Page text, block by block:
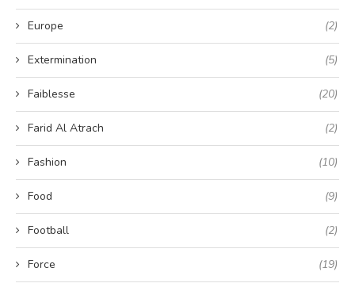
Europe (2)
Extermination (5)
Faiblesse (20)
Farid Al Atrach (2)
Fashion (10)
Food (9)
Football (2)
Force (19)